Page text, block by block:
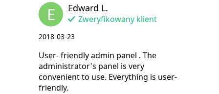
E Edward L.
Zweryfikowany klient
2018-03-23
User- friendly admin panel . The
administrator's panel is very
convenient to use. Everything is user-
friendly.